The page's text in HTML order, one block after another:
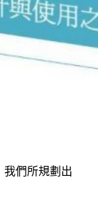
我們所規劃出